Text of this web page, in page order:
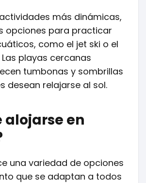
más dinámicas,
opciones para practicar
como el jet ski o el
playas cercanas
tumbonas y sombrillas
desean relajarse al sol.
alojarse en
una variedad de opciones
que se adaptan a todos